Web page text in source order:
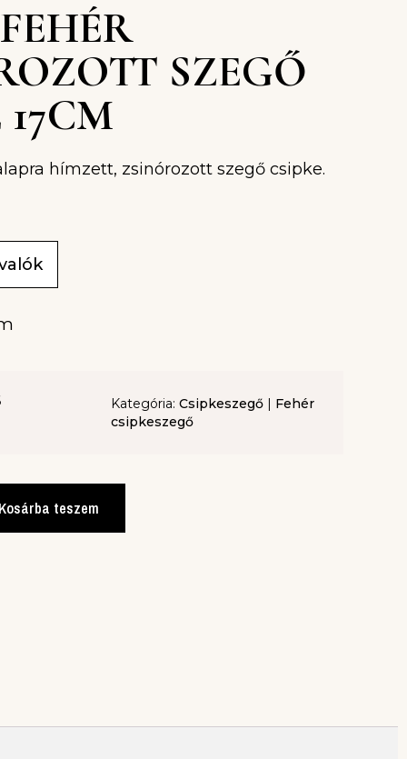
SZEGŐ
hímzett, zsinórozott szegő csipke.
Kategória: Csipkeszegő | Fehér
csipkeszegő
teszem